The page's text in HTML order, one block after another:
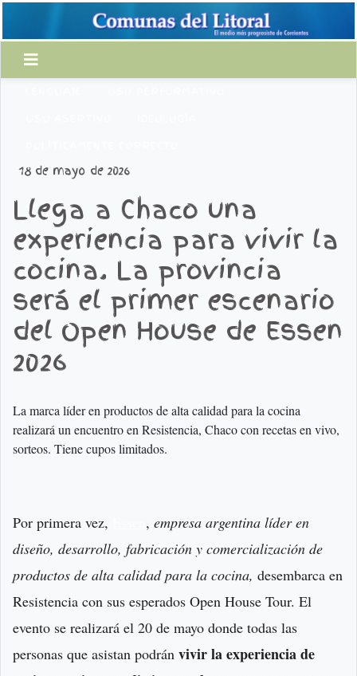
18 de mayo de 2026
Llega a Chaco una
experiencia para vivir la
cocina. La provincia
será el primer escenario
del Open House de Essen
2026
La marca líder en productos de alta calidad para la cocina
realizará un encuentro en Resistencia, Chaco con recetas en vivo,
sorteos. Tiene cupos limitados.
Por primera vez, , empresa argentina líder en
diseño, desarrollo, fabricación y comercialización de
productos de alta calidad para la cocina, desembarca en
Resistencia con sus esperados Open House Tour. El
evento se realizará el 20 de mayo donde todas las
personas que asistan podrán vivir la experiencia de